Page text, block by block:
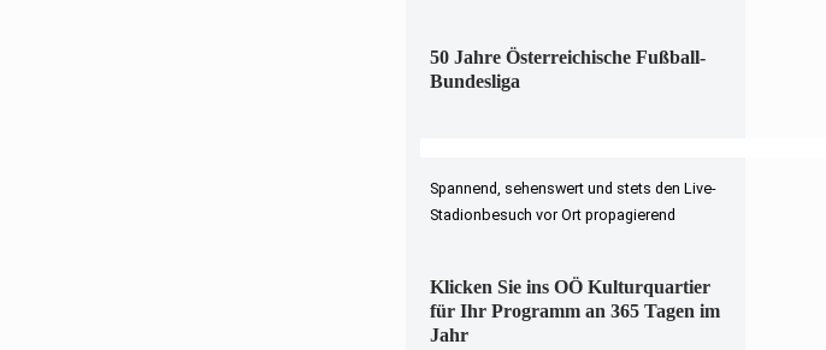
50 Jahre Österreichische Fußball-
Bundesliga
Spannend, sehenswert und stets den Live-
Stadionbesuch vor Ort propagierend
Klicken Sie ins OÖ Kulturquartier
für Ihr Programm an 365 Tagen im
Jahr